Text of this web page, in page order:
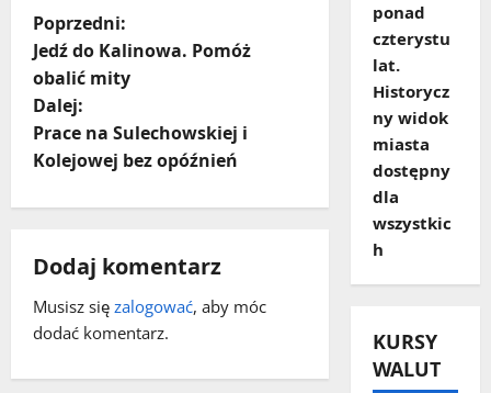
Z
o
b
a
c
z
w
p
Poprzedni:
Jedź do Kalinowa. Pomóż
obalić mity
Dalej:
Prace na Sulechowskiej i
Kolejowej bez opóźnień
Dodaj komentarz
Musisz się zalogować, aby móc
dodać komentarz.
ponad
czterystu
lat.
Historycz
ny widok
miasta
dostępny
dla
wszystkic
h
KURSY
WALUT